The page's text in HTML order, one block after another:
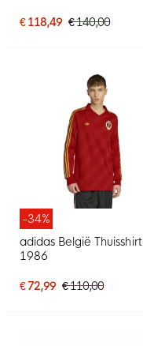
€ 118,49 € 140,00
-34%
adidas België Thuisshirt
1986
€ 72,99 € 110,00